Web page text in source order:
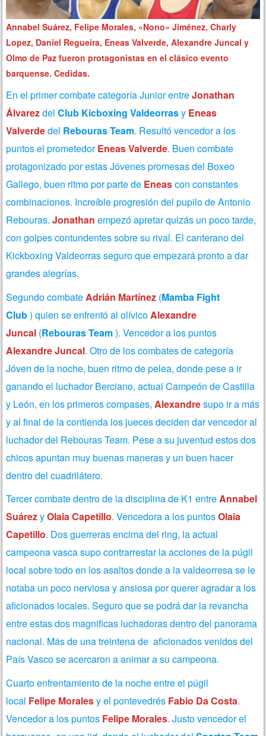
Annabel Suárez, Felipe Morales, «Nono» Jiménez, Charly
Lopez, Daniel Regueira, Eneas Valverde, Alexandre Juncal y
Olmo de Paz fueron protagonistas en el clásico evento
barquense. Cedidas.
En el primer combate categoría Junior entreJonathan
Álvarezdel Club Kicboxing Valdeorrasy Eneas
Valverdedel Rebouras Team. Resultó vencedor a los
puntos el prometedorEneas Valverde. Buen combate
protagonizado por estas Jóvenes promesas del Boxeo
Gallego, buen ritmo por parte de Eneascon constantes
combinaciones. Increíble progresión del pupilo de Antonio
Rebouras.Jonathan empezó apretar quizás un poco tarde,
con golpes contundentes sobre su rival. El canterano del
Kickboxing Valdeorras seguro que empezará pronto a dar
grandes alegrías.
Segundo combateAdrián Martínez (Mamba Fight
Club) quien se enfrentó al olívicoAlexandre
Juncal (Rebouras Team). Vencedor a los puntos
Alexandre Juncal. Otro de los combates de categoría
Jóven de la noche, buen ritmo de pelea, donde pese a ir
ganando el luchador Berciano, actual Campeón de Castilla
y León, en los primeros compases,Alexandresupo ir a más
y al final de la contienda los jueces deciden dar vencedor al
luchador del Rebouras Team. Pese a su juventud estos dos
chicos apuntan muy buenas maneras y un buen hacer
dentro del cuadrilátero.
Tercer combate dentro de la disciplina de K1 entreAnnabel
SuárezyOlaia Capetillo. Vencedora a los puntosOlaia
Capetillo. Dos guerreras encima del ring, la actual
campeona vasca supo contrarrestar la acciones de la púgil
local sobre todo en los asaltos donde a la valdeorresa se le
notaba un poco nerviosa y ansiosa por querer agradar a los
aficionados locales. Seguro que se podrá dar la revancha
entre estas dos magnificas luchadoras dentro del panorama
nacional. Más de una treintena de aficionados venidos del
País Vasco se acercaron a animar a su campeona.
Cuarto enfrentamiento de la noche entre el púgil
local Felipe Moralesy el pontevedrés Fabio Da Costa.
Vencedor a los puntos Felipe Morales. Justo vencedor el